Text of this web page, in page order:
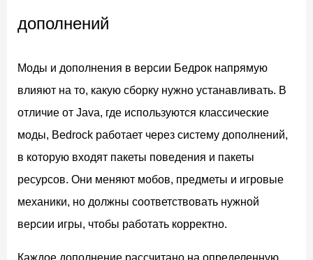
дополнений
Моды и дополнения в версии Бедрок напрямую
влияют на то, какую сборку нужно устанавливать. В
отличие от Java, где используются классические
моды, Bedrock работает через систему дополнений,
в которую входят пакеты поведения и пакеты
ресурсов. Они меняют мобов, предметы и игровые
механики, но должны соответствовать нужной
версии игры, чтобы работать корректно.
Каждое дополнение рассчитано на определенную